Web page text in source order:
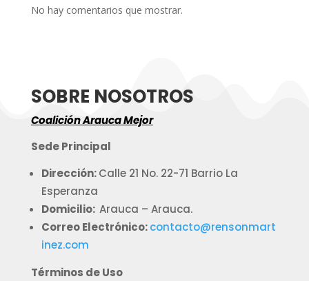
No hay comentarios que mostrar.
SOBRE NOSOTROS
Coalición Arauca Mejor
Sede Principal
Dirección:Calle 21 No. 22-71 Barrio La
Esperanza
Domicilio: Arauca – Arauca.
Correo Electrónico:contacto@rensonmart
inez.com
Términos de Uso